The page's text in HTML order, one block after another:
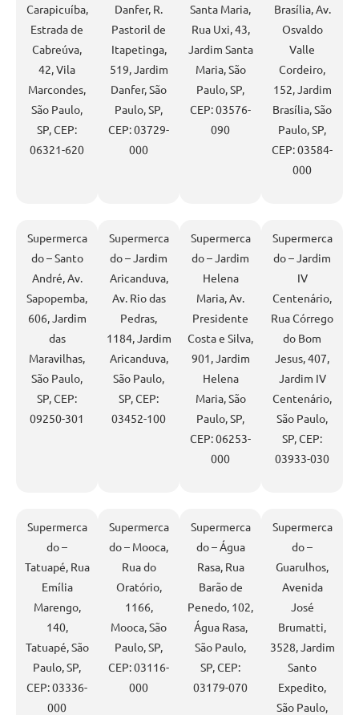
Carapicuíba,
Estrada de
Cabreúva,
42, Vila
Marcondes,
São Paulo,
SP, CEP:
06321-620
Danfer, R.
Pastoril de
Itapetinga,
519, Jardim
Danfer, São
Paulo, SP,
CEP: 03729-
000
Santa Maria,
Rua Uxi, 43,
Jardim Santa
Maria, São
Paulo, SP,
CEP: 03576-
090
Brasília, Av.
Osvaldo
Valle
Cordeiro,
152, Jardim
Brasília, São
Paulo, SP,
CEP: 03584-
000
Supermerca
do – Santo
André, Av.
Sapopemba,
606, Jardim
das
Maravilhas,
São Paulo,
SP, CEP:
09250-301
Supermerca
do – Jardim
Aricanduva,
Av. Rio das
Pedras,
1184, Jardim
Aricanduva,
São Paulo,
SP, CEP:
03452-100
Supermerca
do – Jardim
Helena
Maria, Av.
Presidente
Costa e Silva,
901, Jardim
Helena
Maria, São
Paulo, SP,
CEP: 06253-
000
Supermerca
do – Jardim
IV
Centenário,
Rua Córrego
do Bom
Jesus, 407,
Jardim IV
Centenário,
São Paulo,
SP, CEP:
03933-030
Supermerca
do –
Tatuapé, Rua
Emília
Marengo,
140,
Tatuapé, São
Paulo, SP,
CEP: 03336-
000
Supermerca
do – Mooca,
Rua do
Oratório,
1166,
Mooca, São
Paulo, SP,
CEP: 03116-
000
Supermerca
do – Água
Rasa, Rua
Barão de
Penedo, 102,
Água Rasa,
São Paulo,
SP, CEP:
03179-070
Supermerca
do –
Guarulhos,
Avenida
José
Brumatti,
3528, Jardim
Santo
Expedito,
São Paulo,